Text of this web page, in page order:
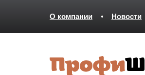
О компании Новости